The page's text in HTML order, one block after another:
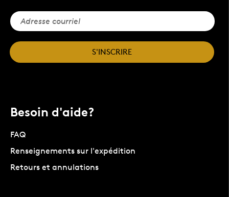
S'INSCRIRE
Besoin d'aide?
FAQ
Renseignements sur l'expédition
Retours et annulations